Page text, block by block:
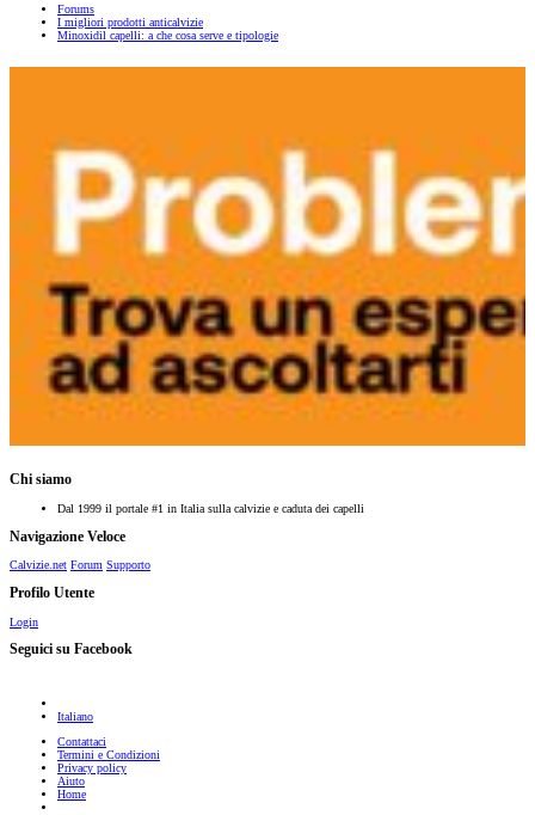
Forums
I migliori prodotti anticalvizie
Minoxidil capelli: a che cosa serve e tipologie
Chi siamo
Dal 1999 il portale #1 in Italia sulla calvizie e caduta dei capelli
Navigazione Veloce
Calvizie.net Forum Supporto
Profilo Utente
Login
Seguici su Facebook
Italiano
Contattaci
Termini e Condizioni
Privacy policy
Aiuto
Home